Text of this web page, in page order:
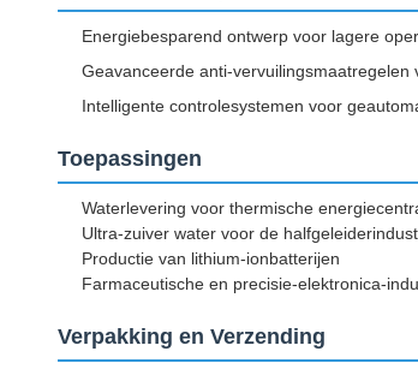
Energiebesparend ontwerp voor lagere
Geavanceerde anti-vervuilingsmaatregelen
Intelligente controlesystemen voor
Toepassingen
Waterlevering voor thermische
Ultra-zuiver water voor de
Productie van lithium-ionbatterijen
Farmaceutische en precisie-elektronica-
Verpakking en Verzending